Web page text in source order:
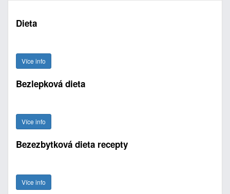
Dieta
Více info
Bezlepková dieta
Více info
Bezezbytková dieta recepty
Více info